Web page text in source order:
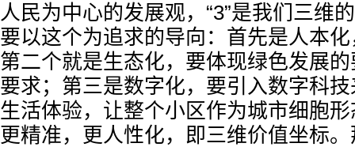
人民为中心的发展观，“3”是我们三维
要以这个为追求的导向：首先是人本
第二个就是生态化，要体现绿色发展
要求；第三是数字化，要引入数字科
生活体验，让整个小区作为城市细胞
更精准，更人性化，即三维价值坐标